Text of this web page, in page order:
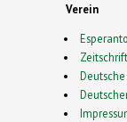
Verein